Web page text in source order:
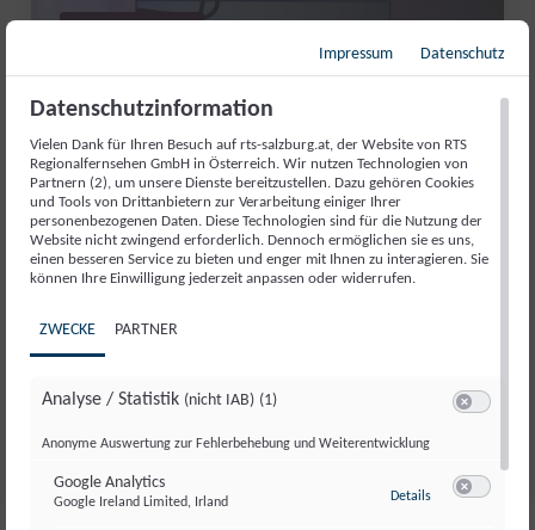
VON GROSSEN BÜHNEN UND E
IGENEM STUDIO: SEPP G
Impressum Datenschutz
Datenschutzinformation
Vielen Dank für Ihren Besuch auf rts-salzburg.at, der Website von RTS
Regionalfernsehen GmbH in Österreich. Wir nutzen Technologien von
Partnern (2), um unsere Dienste bereitzustellen. Dazu gehören Cookies
und Tools von Drittanbietern zur Verarbeitung einiger Ihrer
personenbezogenen Daten. Diese Technologien sind für die Nutzung der
Website nicht zwingend erforderlich. Dennoch ermöglichen sie es uns,
einen besseren Service zu bieten und enger mit Ihnen zu interagieren. Sie
können Ihre Einwilligung jederzeit anpassen oder widerrufen.
ZWECKE PARTNER
Analyse / Statistik (nicht IAB) (1)
Anonyme Auswertung zur Fehlerbehebung und Weiterentwicklung
Google Analytics
Google Ireland Limited, Irland Details zu Google